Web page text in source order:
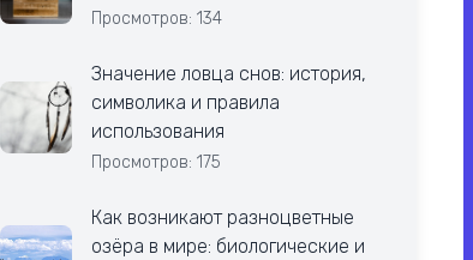
Просмотров: 134
Значение ловца снов: история,
символика и правила
использования
Просмотров: 175
Как возникают разноцветные
озёра в мире: биологические и